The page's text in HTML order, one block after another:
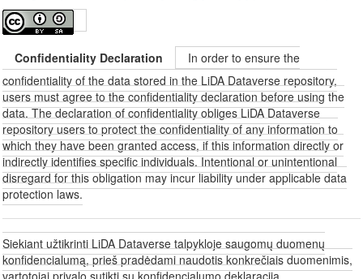
Confidentiality Declaration
In order to ensure the
confidentiality of the data stored in the LiDA Dataverse repository,
users must agree to the confidentiality declaration before using the
data. The declaration of confidentiality obliges LiDA Dataverse
repository users to protect the confidentiality of any information to
which they have been granted access, if this information directly or
indirectly identifies specific individuals. Intentional or unintentional
disregard for this obligation may incur liability under applicable data
protection laws.
Siekiant užtikrinti LiDA Dataverse talpykloje saugomų duomenų
konfidencialumą, prieš pradėdami naudotis konkrečiais duomenimis,
vartotojai privalo sutikti su konfidencialumo deklaracija.